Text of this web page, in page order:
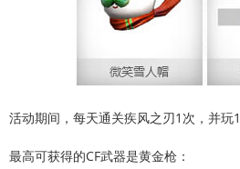
活动期间，每天通关疾风之刃1次，并玩1
最高可获得的CF武器是黄金枪：